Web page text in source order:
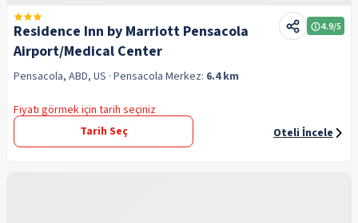
Residence Inn by Marriott Pensacola
Airport/Medical Center
4.9/5
Pensacola, ABD, US · Pensacola Merkez: 6.4 km
Fiyatı görmek için tarih seçiniz
Tarih Seç
Oteli İncele